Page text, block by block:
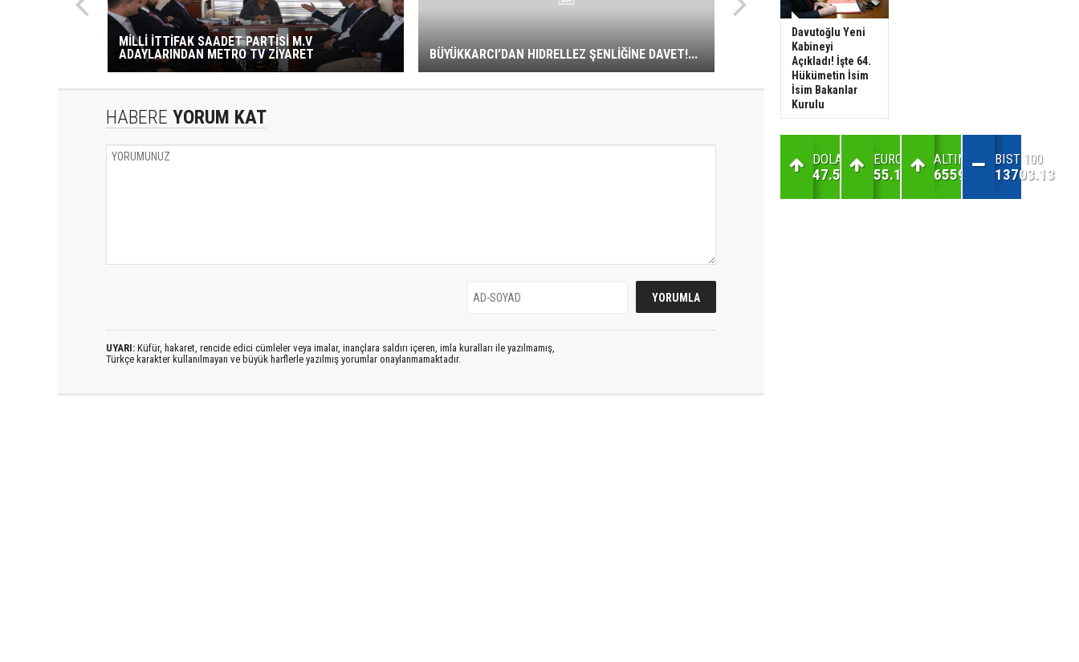
MİLLİ İTTİFAK SAADET PARTİSİ M.V
ADAYLARINDAN METRO TV ZİYARET
BÜYÜKKARCI’DAN HIDRELLEZ ŞENLİĞİNE DAVET!...
HABERE YORUM KAT
UYARI: Küfür, hakaret, rencide edici cümleler veya imalar, inançlara saldırı içeren, imla kuralları ile yazılmamış,
Türkçe karakter kullanılmayan ve büyük harflerle yazılmış yorumlar onaylanmamaktadır.
Davutoğlu Yeni
Kabineyi
Açıkladı! İşte 64.
Hükümetin İsim
İsim Bakanlar
Kurulu
DOLAR
47.57
EURO
55.1
ALTIN
6559.38
BIST 100
13703.13